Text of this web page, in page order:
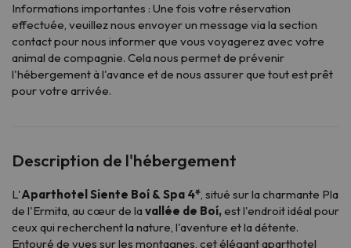
Informations importantes : Une fois votre réservation
effectuée, veuillez nous envoyer un message via la section
contactpour nous informer que vous voyagerez avec votre
animal de compagnie. Cela nous permet de prévenir
l'hébergement à l'avance et de nous assurer que tout est prêt
pour votre arrivée.
L'Aparthotel Siente Boí & Spa 4*, situé sur la charmante Pla
de l'Ermita, au cœur de lavallée de Boí,est l'endroit idéal pour
ceux qui recherchent la nature, l'aventure et la détente.
Entouré de vues sur les montagnes, cet élégant aparthotel
Description de l'hébergement